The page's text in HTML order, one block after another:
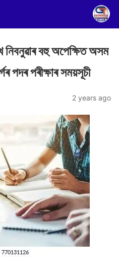
নিবনুৱাৰ বহু অপেক্ষিত অসম
পদৰ পৰীক্ষাৰ সময়সূচী
2 years ago